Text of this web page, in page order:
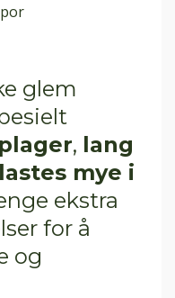
glem
, lang
mye i
ekstra
for å
og